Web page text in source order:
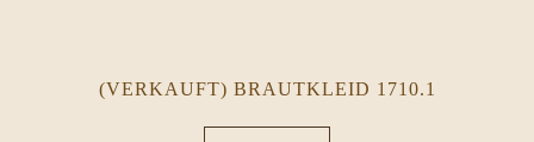
(VERKAUFT) BRAUTKLEID 1710.1